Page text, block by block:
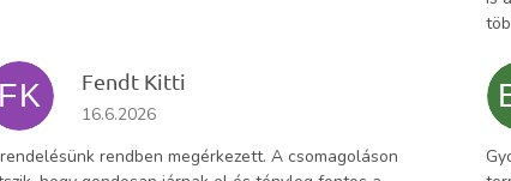
FK Fendt Kitti
Az áruház értékelése 5-ből 5 csillag.
16.6.2026
rendben megérkezett. A csomagoláson